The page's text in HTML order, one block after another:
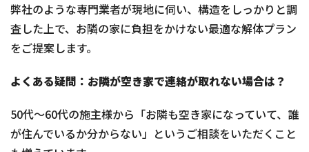
弊社のような専門業者が現地に伺い、構造をしっかりと調
査した上で、お隣の家に負担をかけない最適な解体プラン
をご提案します。
よくある疑問：お隣が空き家で連絡が取れない場合は？
50代〜60代の施主様から「お隣も空き家になっていて、誰
が住んでいるか分からない」というご相談をいただくこと